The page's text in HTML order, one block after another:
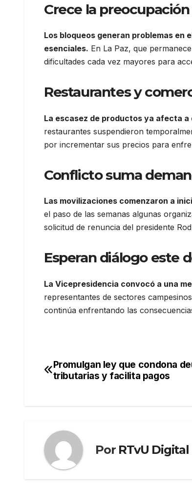
Crece la
Los bloqueos generan problemas
esenciales. En La Paz, que
dificultades cada vez mayores para
Restaurantes y
La escasez de productos ya afecta
restaurantes suspendieron
por incrementar sus precios para
Conflicto suma
Las movilizaciones comenzaron a
el paso de las semanas algunas
solicitud de renuncia del presidente
Esperan diálogo este
La Vicepresidencia convocó a una
representantes de sectores
continúa enfrentando las
Navegación
Promulgan ley que condona
tributarias y facilita pagos
Por RTvU Digital